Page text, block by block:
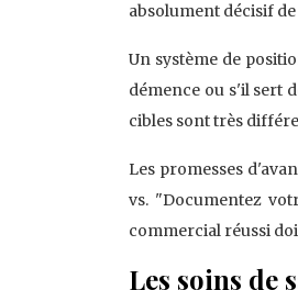
absolument décisif
Un système de
démence ou s'il sert
cibles sont très
Les promesses
vs. "Documentez
commercial réussi
Les soins de